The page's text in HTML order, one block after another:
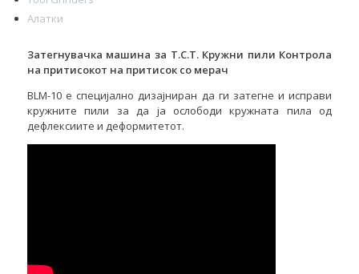
Алатки
Затегнувачка машина за T.C.T. Кружни пили Контрола
на притисокот на притисок со мерач
BLM-10 е специјално дизајниран да ги затегне и исправи
кружните пили за да ја ослободи кружната пила од
дефлексиите и деформитетот.